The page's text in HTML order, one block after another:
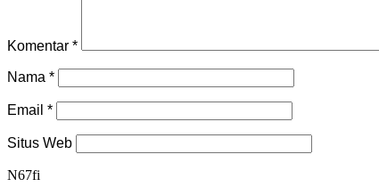
Komentar *
Nama *
Email *
Situs Web
N67fi